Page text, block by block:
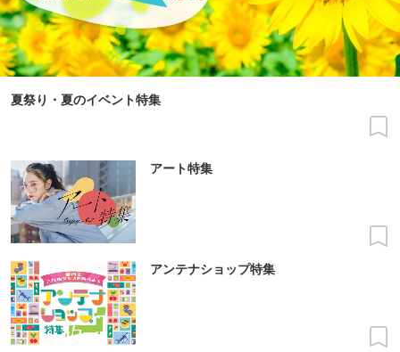
夏祭り・夏のイベント特集
アート特集
アンテナショップ特集